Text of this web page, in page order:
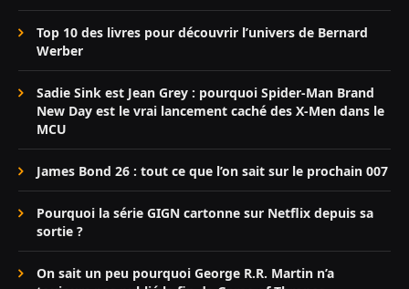
Top 10 des livres pour découvrir l’univers de Bernard
Werber
Sadie Sink est Jean Grey : pourquoi Spider-Man Brand
New Day est le vrai lancement caché des X-Men dans le
MCU
James Bond 26 : tout ce que l’on sait sur le prochain 007
Pourquoi la série GIGN cartonne sur Netflix depuis sa
sortie ?
On sait un peu pourquoi George R.R. Martin n’a